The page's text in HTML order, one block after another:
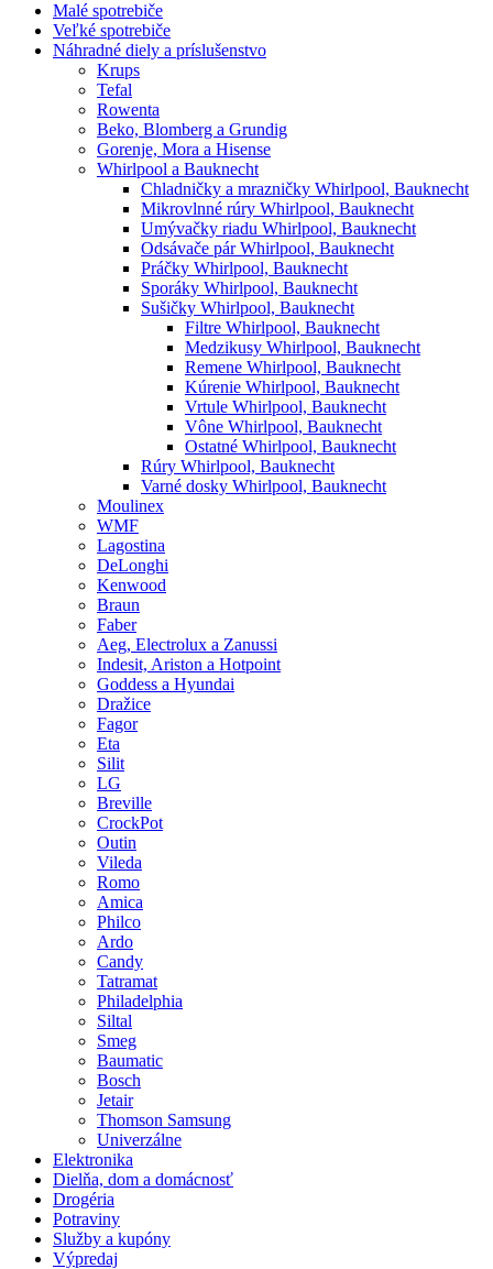
Malé spotrebiče
Veľké spotrebiče
Náhradné diely a príslušenstvo
Krups
Tefal
Rowenta
Beko, Blomberg a Grundig
Gorenje, Mora a Hisense
Whirlpool a Bauknecht
Chladničky a mrazničky Whirlpool, Bauknecht
Mikrovlnné rúry Whirlpool, Bauknecht
Umývačky riadu Whirlpool, Bauknecht
Odsávače pár Whirlpool, Bauknecht
Práčky Whirlpool, Bauknecht
Sporáky Whirlpool, Bauknecht
Sušičky Whirlpool, Bauknecht
Filtre Whirlpool, Bauknecht
Medzikusy Whirlpool, Bauknecht
Remene Whirlpool, Bauknecht
Kúrenie Whirlpool, Bauknecht
Vrtule Whirlpool, Bauknecht
Vône Whirlpool, Bauknecht
Ostatné Whirlpool, Bauknecht
Rúry Whirlpool, Bauknecht
Varné dosky Whirlpool, Bauknecht
Moulinex
WMF
Lagostina
DeLonghi
Kenwood
Braun
Faber
Aeg, Electrolux a Zanussi
Indesit, Ariston a Hotpoint
Goddess a Hyundai
Dražice
Fagor
Eta
Silit
LG
Breville
CrockPot
Outin
Vileda
Romo
Amica
Philco
Ardo
Candy
Tatramat
Philadelphia
Siltal
Smeg
Baumatic
Bosch
Jetair
Thomson Samsung
Univerzálne
Elektronika
Dielňa, dom a domácnosť
Drogéria
Potraviny
Služby a kupóny
Výpredaj